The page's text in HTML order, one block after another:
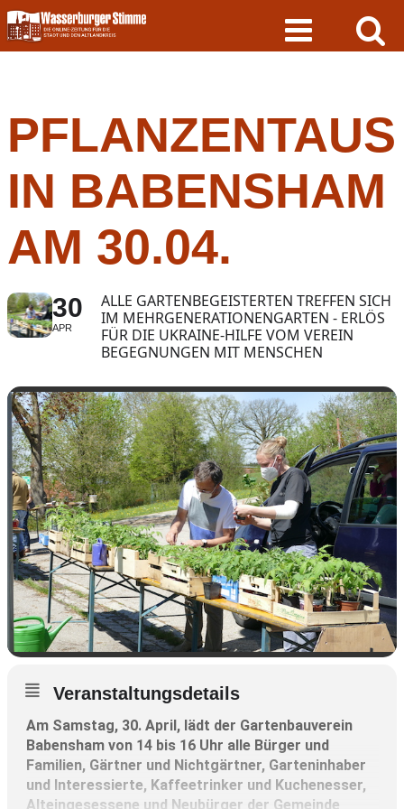
Skip
to
content
IN BABENSHAM
AM 30.04.
30
APR
ALLE GARTENBEGEISTERTEN TREFFEN SICH
IM MEHRGENERATIONENGARTEN - ERLÖS
FÜR DIE UKRAINE-HILFE VOM VEREIN
BEGEGNUNGEN MIT MENSCHEN
Veranstaltungsdetails
Am Samstag, 30. April, lädt der Gartenbauverein
Babensham von 14 bis 16 Uhr alle Bürger und
Familien, Gärtner und Nichtgärtner, Garteninhaber
und Interessierte, Kaffeetrinker und Kuchenesser,
Alteingesessene und Neubürger der Gemeinde